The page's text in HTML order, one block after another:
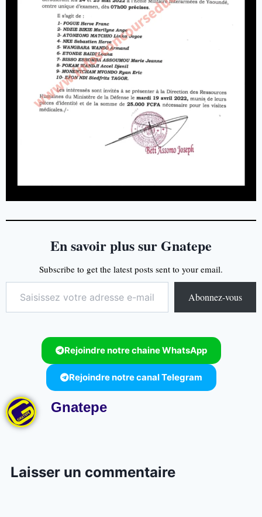
En savoir plus sur Gnatepe
Subscribe to get the latest posts sent to your email.
Abonnez-vous
Rejoindre notre chaine WhatsApp
Rejoindre notre canal Telegram
Gnatepe
Laisser un commentaire